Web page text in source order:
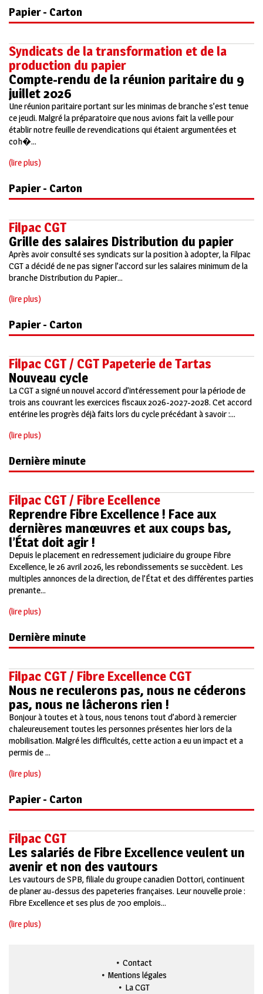
Papier - Carton
Syndicats de la transformation et de la
production du papier
Compte-rendu de la réunion paritaire du 9
juillet 2026
Une réunion paritaire portant sur les minimas de branche s’est tenue
ce jeudi. Malgré la préparatoire que nous avions fait la veille pour
établir notre feuille de revendications qui étaient argumentées et
coh�...
(lire plus)
Papier - Carton
Filpac CGT
Grille des salaires Distribution du papier
Après avoir consulté ses syndicats sur la position à adopter, la Filpac
CGT a décidé de ne pas signer l’accord sur les salaires minimum de la
branche Distribution du Papier...
(lire plus)
Papier - Carton
Filpac CGT / CGT Papeterie de Tartas
Nouveau cycle
La CGT a signé un nouvel accord d’intéressement pour la période de
trois ans couvrant les exercices fiscaux 2026-2027-2028. Cet accord
entérine les progrès déjà faits lors du cycle précédant à savoir :...
(lire plus)
Dernière minute
Filpac CGT / Fibre Ecellence
Reprendre Fibre Excellence ! Face aux
dernières manœuvres et aux coups bas,
l’État doit agir !
Depuis le placement en redressement judiciaire du groupe Fibre
Excellence, le 26 avril 2026, les rebondissements se succèdent. Les
multiples annonces de la direction, de l’État et des différentes parties
prenante...
(lire plus)
Dernière minute
Filpac CGT / Fibre Excellence CGT
Nous ne reculerons pas, nous ne céderons
pas, nous ne lâcherons rien !
Bonjour à toutes et à tous, nous tenons tout d’abord à remercier
chaleureusement toutes les personnes présentes hier lors de la
mobilisation. Malgré les difficultés, cette action a eu un impact et a
permis de ...
(lire plus)
Papier - Carton
Filpac CGT
Les salariés de Fibre Excellence veulent un
avenir et non des vautours
Les vautours de SPB, filiale du groupe canadien Dottori, continuent
de planer au-dessus des papeteries françaises. Leur nouvelle proie :
Fibre Excellence et ses plus de 700 emplois...
(lire plus)
Contact
Mentions légales
La CGT